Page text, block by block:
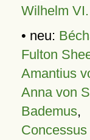
Wilhelm
• neu:
Fulton
Amantius
Anna von
Bademus,